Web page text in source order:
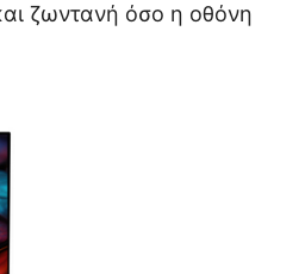
ζωντανή όσο η οθόνη